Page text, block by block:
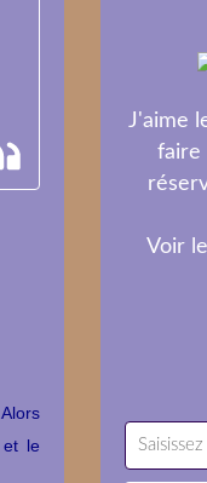
et le
J'aime
faire
Voir